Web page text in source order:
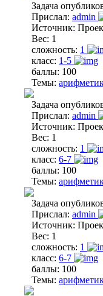
Задача
Прислал: admin
Источник:
Вес: 1
сложность: 1
класс: 1-5
баллы: 100
Темы:
Задача
Прислал: admin
Источник:
Вес: 1
сложность: 1
класс: 6-7
баллы: 100
Темы:
Задача
Прислал: admin
Источник:
Вес: 1
сложность: 1
класс: 6-7
баллы: 100
Темы: